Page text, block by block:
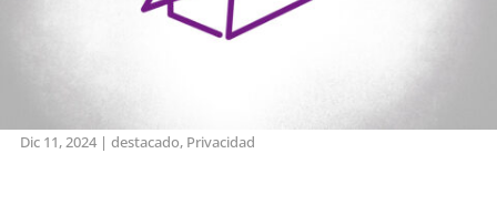
Dic 11, 2024| destacado, Privacidad